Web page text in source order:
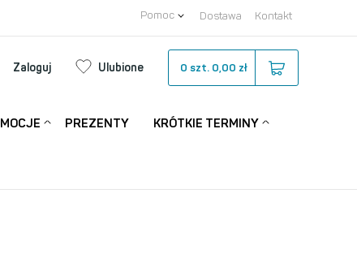
Pomoc Dostawa Kontakt
Zaloguj Ulubione 0 szt. 0,00 zł
PREZENTY KRÓTKIE TERMINY